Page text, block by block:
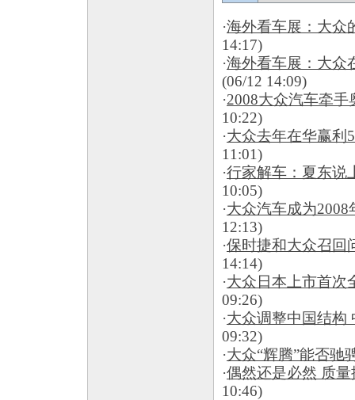
·海外看车展：大众
14:17)
·海外看车展：大众
(06/12 14:09)
·2008大众汽车牵
10:22)
·大众去年在华赢利
11:01)
·行家解车：夏东说
10:05)
·大众汽车成为
12:13)
·保时捷和大众召回
14:14)
·大众日本上市首次
09:26)
·大众调整中国结构
09:32)
·大众“辉腾”能否驰
·偶然还是必然 质
10:46)